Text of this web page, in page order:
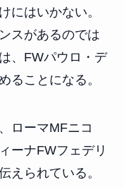
にはいかない。
スがあるのでは
、FWパウロ・デ
ることになる。
ローマMFニコ
ーナFWフェデリ
えられている。